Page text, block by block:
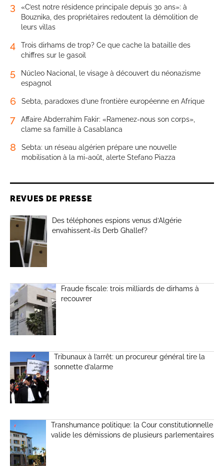
3
«C’est notre résidence principale depuis 30 ans»: à
Bouznika, des propriétaires redoutent la démolition de
leurs villas
4
Trois dirhams de trop? Ce que cache la bataille des
chiffres sur le gasoil
5
Núcleo Nacional, le visage à découvert du néonazisme
espagnol
6 Sebta, paradoxes d’une frontière européenne en Afrique
7
Affaire Abderrahim Fakir: «Ramenez-nous son corps»,
clame sa famille à Casablanca
8
Sebta: un réseau algérien prépare une nouvelle
mobilisation à la mi-août, alerte Stefano Piazza
REVUES DE PRESSE
Des téléphones espions venus d’Algérie
envahissent-ils Derb Ghallef?
Fraude fiscale: trois milliards de dirhams à
recouvrer
Tribunaux à l’arrêt: un procureur général tire la
sonnette d’alarme
Transhumance politique: la Cour constitutionnelle
valide les démissions de plusieurs parlementaires